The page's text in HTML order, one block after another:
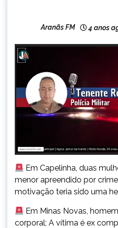
NOTÍCIAS
Aranãs FM 4 anos
Em Capelinha, duas
menor apreendido por
motivação teria sido uma
Em Minas Novas,
corporal; A vítima é ex